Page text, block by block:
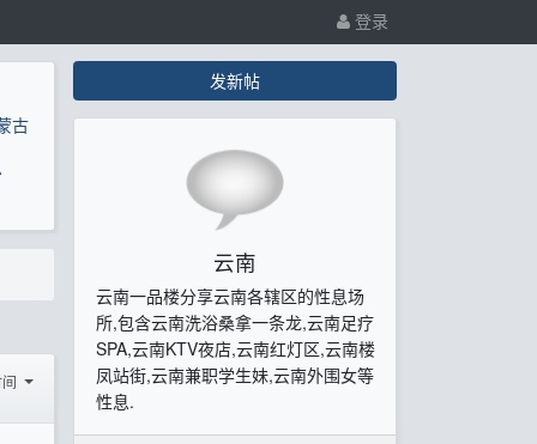
登录
古
发新帖
云南
云南一品楼分享云南各辖区的性息场
所,包含云南洗浴桑拿一条龙,云南足疗
SPA,云南KTV夜店,云南红灯区,云南楼
凤站街,云南兼职学生妹,云南外围女等
性息.